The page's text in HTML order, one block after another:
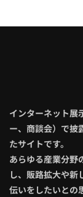
インターネット展
ー、商談会）で披
たサイトです。
あらゆる産業分野
し、販路拡大や新
伝いをしたいとの